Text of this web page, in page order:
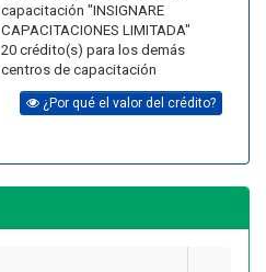
capacitación "INSIGNARE
CAPACITACIONES LIMITADA"
20 crédito(s) para los demás
centros de capacitación
¿Por qué el valor del crédito?